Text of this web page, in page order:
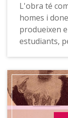
L'obra té
homes i
produeixen
estudiants,
Criteris
igualitaris